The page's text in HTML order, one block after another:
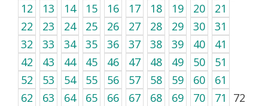
12
13 14 15 16 17 18 19 20
21
22
23 24 25 26 27 28 29 30
31
32
33 34 35 36 37 38 39 40
41
42
43 44 45 46 47 48 49 50
51
52
53 54 55 56 57 58 59 60
61
62
63 64 65 66 67 68 69 70 71
72